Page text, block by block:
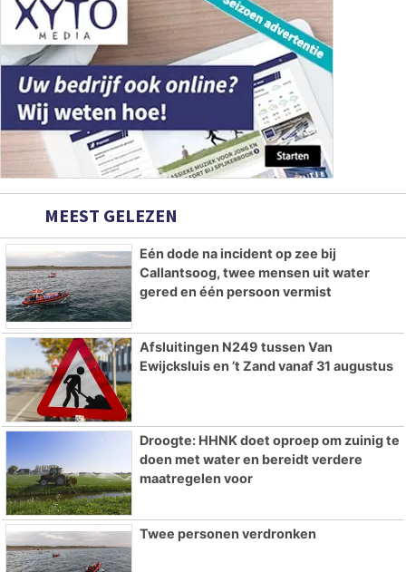
MEEST GELEZEN
Eén dode na incident op zee bij
Callantsoog, twee mensen uit water
gered en één persoon vermist
Afsluitingen N249 tussen Van
Ewijcksluis en ’t Zand vanaf 31 augustus
Droogte: HHNK doet oproep om zuinig te
doen met water en bereidt verdere
maatregelen voor
Twee personen verdronken